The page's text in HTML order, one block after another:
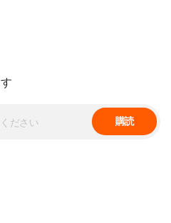
購読